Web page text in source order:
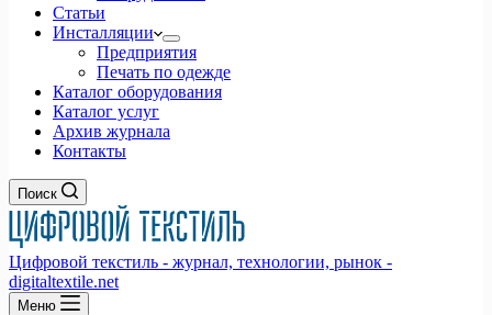
Статьи
Инсталляции
Предприятия
Печать по одежде
Каталог оборудования
Каталог услуг
Архив журнала
Контакты
Поиск
Цифровой текстиль - журнал, технологии, рынок -
digitaltextile.net
Меню